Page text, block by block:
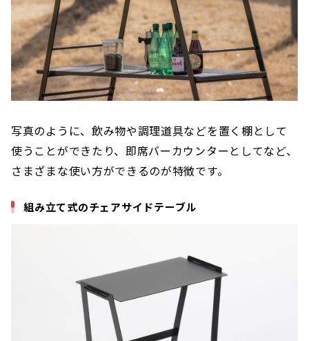
写真のように、飲み物や調理道具などを置く棚として
使うことができたり、即席バーカウンターとしてなど、
さまざまな使い方ができるのが特徴です。
組み立て式のチェアサイドテーブル